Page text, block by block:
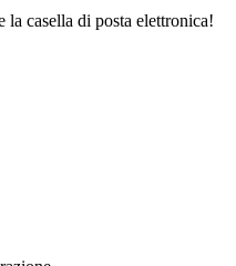
casella di posta elettronica!